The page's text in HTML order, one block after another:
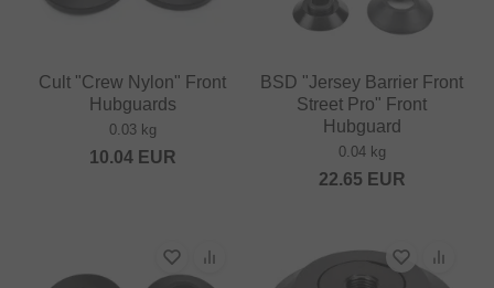
Cult "Crew Nylon" Front
Hubguards
0.03 kg
10.04EUR
BSD "Jersey Barrier Front
Street Pro" Front
Hubguard
0.04 kg
22.65 EUR